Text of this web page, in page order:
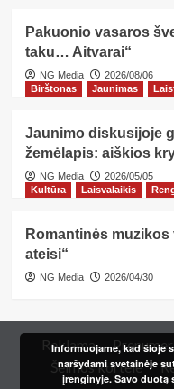
Pakuonio vasaros
taku… Aitvarai“
NG Media
2026/08/06
Birštonas
Jaunimas
Jaunimo diskusijoje
žemėlapis: aiškios
NG Media
2026/05/05
Kultūra
Laisvalaikis
Romantinės muzikos
ateisi“
NG Media 2026/04/30
Reklama
Šeimos kortelė
Informuojame, kad šioje
naršydami svetainėje
įrenginyje. Savo duotą